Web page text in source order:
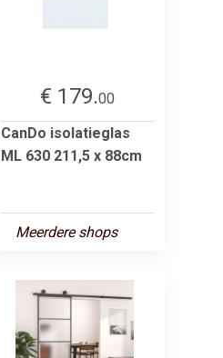
€ 179.00
CanDo isolatieglas
ML 630 211,5 x 88cm
Meerdere shops